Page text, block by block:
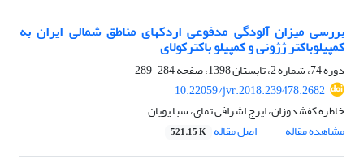
بررسی میزان آلودگی مدفوعی اردکهای مناطق شمالی ایران به
کمپیلوباکتر ژژونی و کمپیلو باکترکولای
دوره 74، شماره 2، تابستان 1398، صفحه
284-289
10.22059/jvr.2018.239478.2682
خاطره کفشدوزان، ایرج اشرافی تمای، سبا پویان
مشاهده مقاله
اصل مقاله 521.15 K